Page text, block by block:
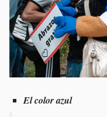
El color azul